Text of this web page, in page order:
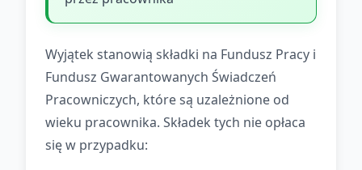
Wyjątek stanowią składki na Fundusz Pracy i
Fundusz Gwarantowanych Świadczeń
Pracowniczych, które są uzależnione od
wieku pracownika. Składek tych nie opłaca
się w przypadku: